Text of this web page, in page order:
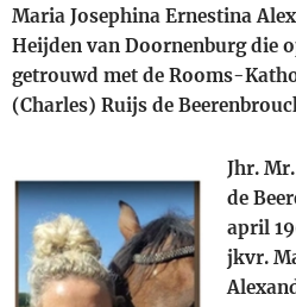
Maria Josephina Ernestina
Heijden van Doornenburg die
getrouwd met de Rooms-
(Charles) Ruijs de
Jhr.
de
april
jkvr.